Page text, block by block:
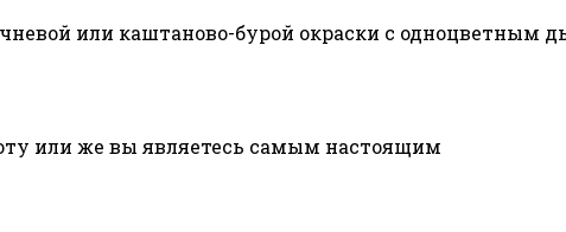
или каштаново-бурой окраски с
или же вы являетесь самым настоящим